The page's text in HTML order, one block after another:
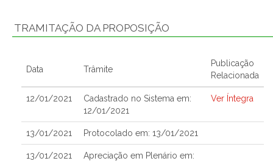
TRAMITAÇÃO DA PROPOSIÇÃO
Data Trâmite
Publicação
Relacionada
12/01/2021
Cadastrado no Sistema em:
12/01/2021
Ver Íntegra
13/01/2021 Protocolado em: 13/01/2021
13/01/2021
Apreciação em Plenário em: